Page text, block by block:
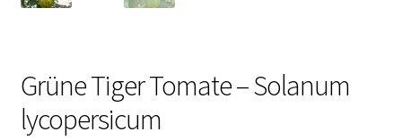
Grüne Tiger Tomate – Solanum
lycopersicum